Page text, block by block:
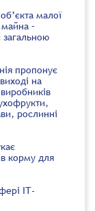
малої
майна –
загальною
пропонує
на
рослинні
корму для
ІТ-